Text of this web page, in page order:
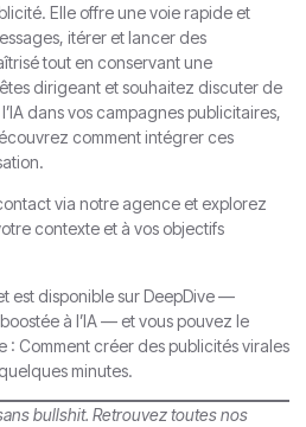
Elle offre une voie rapide et
itérer et lancer des
tout en conservant une
dirigeant et souhaitez discuter de
dans vos campagnes publicitaires,
comment intégrer ces
via notre agence et explorez
contexte et à vos objectifs
est disponible sur DeepDive —
à l’IA — et vous pouvez le
: Comment créer des publicités virales
minutes.
bullshit. Retrouvez toutes nos